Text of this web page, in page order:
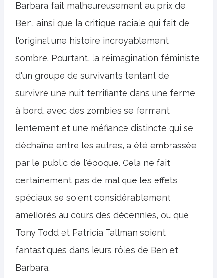
Barbara fait malheureusement au prix de
Ben, ainsi que la critique raciale qui fait de
l'original une histoire incroyablement
sombre. Pourtant, la réimagination féministe
d'un groupe de survivants tentant de
survivre une nuit terrifiante dans une ferme
à bord, avec des zombies se fermant
lentement et une méfiance distincte qui se
déchaîne entre les autres, a été embrassée
par le public de l'époque. Cela ne fait
certainement pas de mal que les effets
spéciaux se soient considérablement
améliorés au cours des décennies, ou que
Tony Todd et Patricia Tallman soient
fantastiques dans leurs rôles de Ben et
Barbara.